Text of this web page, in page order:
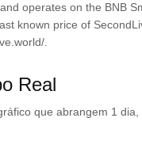
operates on the BNB
known price of
.
Real
que abrangem 1